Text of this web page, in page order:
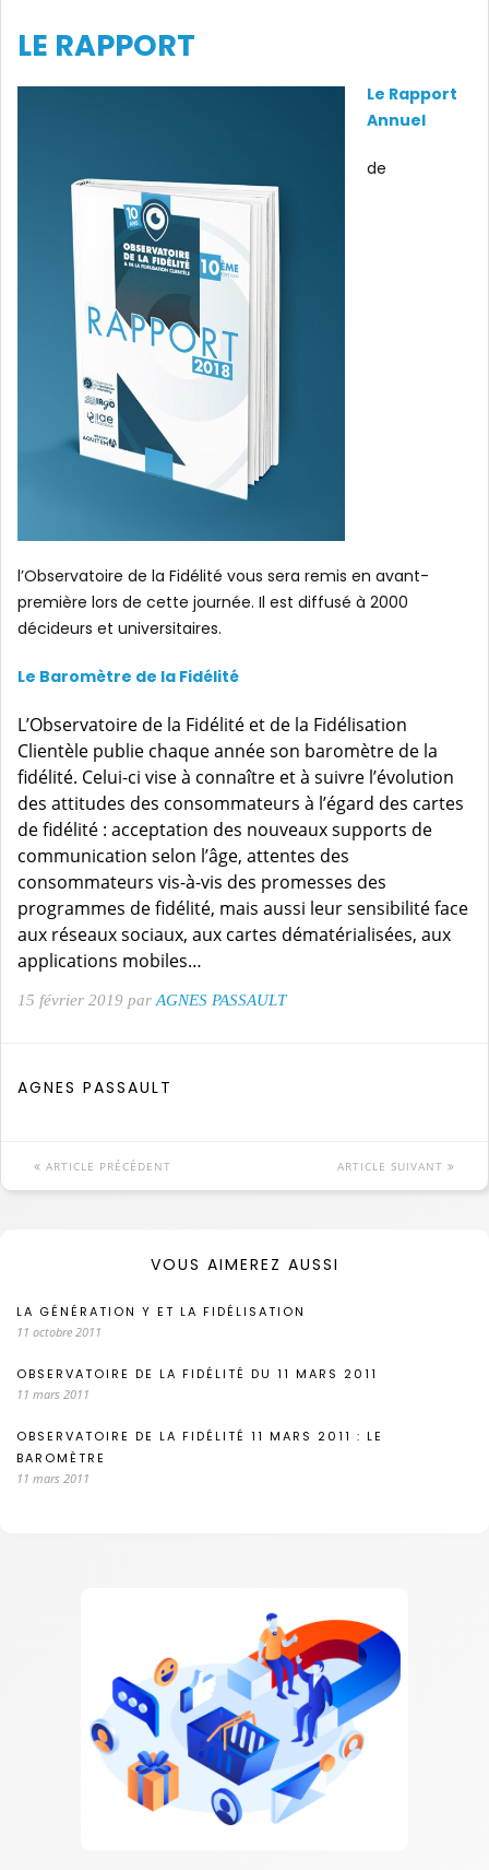
LE RAPPORT
Le Rapport
Annuel
de
l’Observatoire de la Fidélité vous sera remis en avant-
première lors de cette journée. Il est diffusé à 2000
décideurs et universitaires.
Le Baromètre de la Fidélité
L’Observatoire de la Fidélité et de la Fidélisation
Clientèle publie chaque année son baromètre de la
fidélité. Celui-ci vise à connaître et à suivre l’évolution
des attitudes des consommateurs à l’égard des cartes
de fidélité : acceptation des nouveaux supports de
communication selon l’âge, attentes des
consommateurs vis-à-vis des promesses des
programmes de fidélité, mais aussi leur sensibilité face
aux réseaux sociaux, aux cartes dématérialisées, aux
applications mobiles…
15 février 2019 par AGNES PASSAULT
AGNES PASSAULT
ARTICLE PRÉCÉDENT ARTICLE SUIVANT
VOUS AIMEREZ AUSSI
LA GÉNÉRATION Y ET LA FIDÉLISATION
11 octobre 2011
OBSERVATOIRE DE LA FIDÉLITÉ DU 11 MARS 2011
11 mars 2011
OBSERVATOIRE DE LA FIDÉLITÉ 11 MARS 2011 : LE
BAROMÈTRE
11 mars 2011